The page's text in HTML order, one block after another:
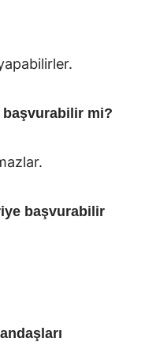
başvurabilir mi?
başvurabilir